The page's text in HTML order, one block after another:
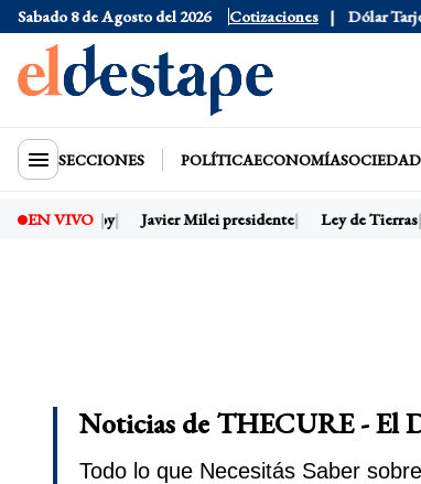
Sabado 8 de Agosto del 2026 Cotizaciones
Dólar Oficial $1520 Dólar
SECCIONES POLÍTICAECONOMÍASOCIEDAD
EN VIVO
Dólar hoy Javier Milei presidente Ley de Tierras
Noticias de THECURE - El
Todo lo que Necesitás Saber